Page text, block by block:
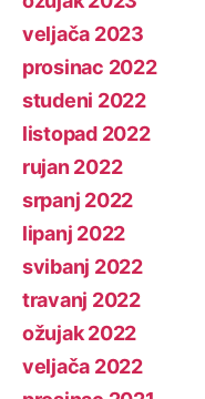
veljača 2023
prosinac 2022
studeni 2022
listopad 2022
rujan 2022
srpanj 2022
lipanj 2022
svibanj 2022
travanj 2022
ožujak 2022
veljača 2022